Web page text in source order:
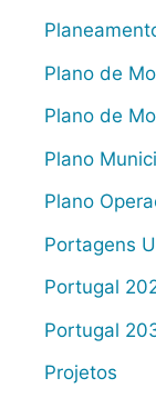
Plano de
Plano de
Plano
Plano
Portagens
Portugal
Portugal
Projetos